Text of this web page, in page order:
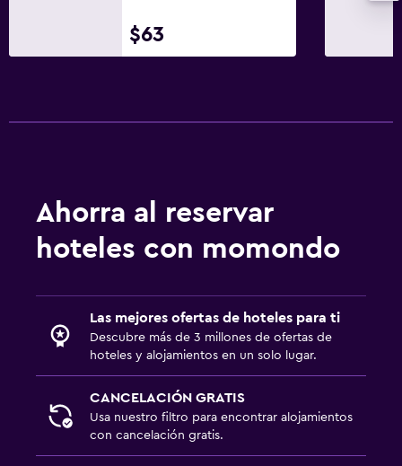
$63
Ahorra al reservar
hoteles con momondo
Las mejores ofertas de hoteles para ti
Descubre más de 3 millones de ofertas de
hoteles y alojamientos en un solo lugar.
CANCELACIÓN GRATIS
Usa nuestro filtro para encontrar alojamientos
con cancelación gratis.